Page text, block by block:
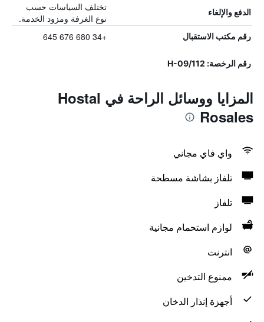
الدفع والإلغاء
تختلف السياسات حسب
نوع الغرفة ومزود الخدمة.
رقم مكتب الاستقبال +34 680 676 645
رقم الرخصة: H-09/112
المزايا ووسائل الراحة في Hostal
Rosales
واي فاي مجاني
تلفاز بشاشة مسطحة
تلفاز
لوازم استحمام مجانية
انترنت
ممنوع التدخين
أجهزة إنذار الدخان